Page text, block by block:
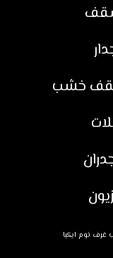
خشب
غرف نوم ايكيا